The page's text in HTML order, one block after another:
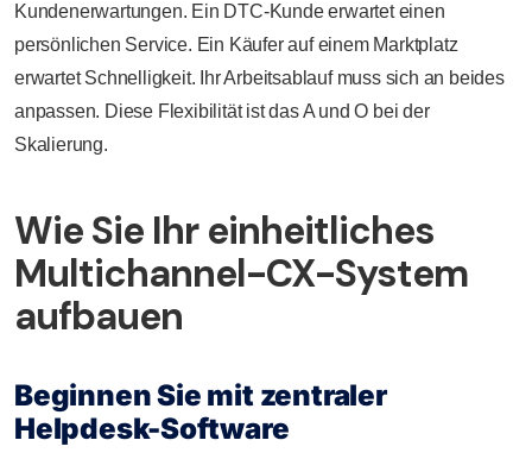
Kundenerwartungen. Ein DTC-Kunde erwartet einen
persönlichen Service. Ein Käufer auf einem Marktplatz
erwartet Schnelligkeit. Ihr Arbeitsablauf muss sich an beides
anpassen. Diese Flexibilität ist das A und O bei der
Skalierung.
Wie Sie Ihr einheitliches
Multichannel-CX-System
aufbauen
Beginnen Sie mit zentraler
Helpdesk-Software